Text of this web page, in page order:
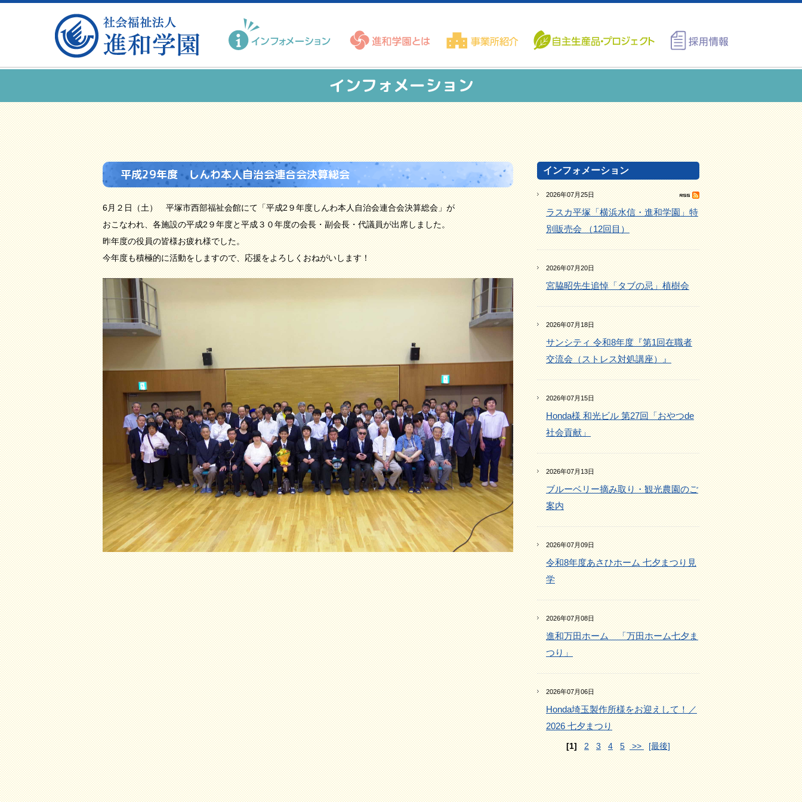
インフォメーション
平成29年度 しんわ本人自治会連合会決算総会
6月２日（土） 平塚市西部福祉会館にて「平成2９年度しんわ本人自治会連合会決算総会」が
おこなわれ、各施設の平成2９年度と平成３０年度の会長・副会長・代議員が出席しました。
昨年度の役員の皆様お疲れ様でした。
今年度も積極的に活動をしますので、応援をよろしくおねがいします！
インフォメーション
2026年07月25日
ラスカ平塚「横浜水信・進和学園」特
別販売会 （12回目）
2026年07月20日
宮脇昭先生追悼「タブの忌」植樹会
2026年07月18日
サンシティ 令和8年度『第1回在職者
交流会（ストレス対処講座）』
2026年07月15日
Honda様 和光ビル 第27回「おやつde
社会貢献」
2026年07月13日
ブルーベリー摘み取り・観光農園のご
案内
2026年07月09日
令和8年度あさひホーム 七夕まつり見
学
2026年07月08日
進和万田ホーム 「万田ホーム七夕ま
つり」
2026年07月06日
Honda埼玉製作所様をお迎えして！／
2026 七夕まつり
[1] 2 3 4 5 >> [最後]